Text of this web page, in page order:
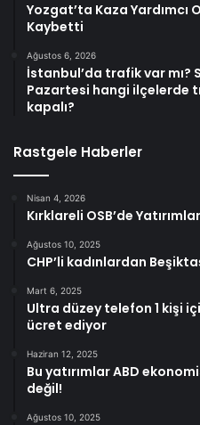
Yozgat’ta Kaza Yardımcı
Kaybetti
Ağustos 6, 2026
İstanbul’da trafik var mı?
Pazartesi hangi ilçelerde
kapalı?
Rastgele Haberler
Nisan 4, 2026
Kırklareli OSB’de Yatırımlar
Ağustos 10, 2025
CHP’li kadınlardan
Mart 6, 2025
Ultra düzey telefon 1 kişi
ücret ediyor
Haziran 12, 2025
Bu yatırımlar ABD
değil!
Ağustos 10, 2025